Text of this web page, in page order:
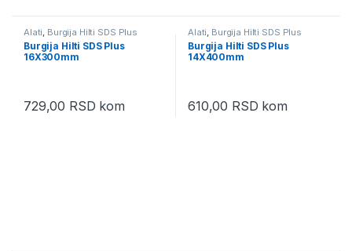
Alati Burgija Hilti SDS Plus
Burgija Hilti SDS Plus
16X300mm
729,00 RSD kom
Alati Burgija Hilti SDS Plus
Burgija Hilti SDS Plus
14X400mm
610,00 RSD kom